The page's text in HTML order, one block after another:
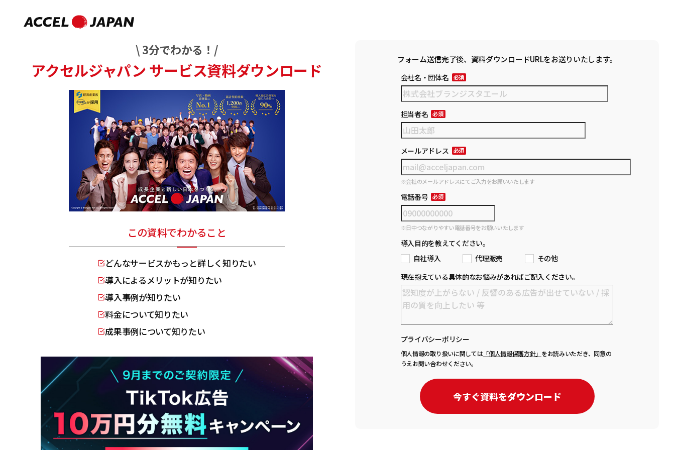
\ 3分でわかる！/
アクセルジャパンサービス資料ダウンロード
この資料でわかること
どんなサービスかもっと詳しく知りたい
導入によるメリットが知りたい
導入事例が知りたい
料金について知りたい
成果事例について知りたい
フォーム送信完了後、資料ダウンロードURLをお送りいたします。
会社名・団体名
担当者名
メールアドレス
※会社のメールアドレスにてご入力をお願いいたします
電話番号
※日中つながりやすい電話番号をお願いいたします
導入目的を教えてください。
自社導入
代理販売
その他
現在抱えている具体的なお悩みがあればご記入ください。
プライバシーポリシー
個人情報の取り扱いに関しては「個人情報保護方針」 をお読みいただき、同意の
うえお問い合わせください。